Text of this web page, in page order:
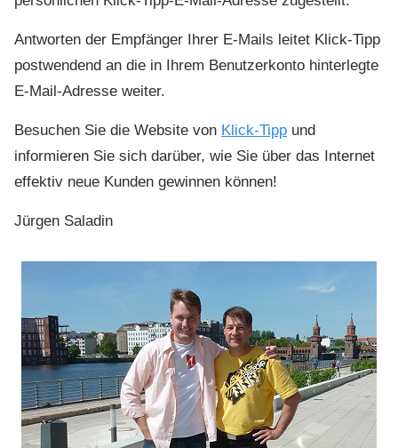
Antworten der Empfänger Ihrer E-Mails leitet Klick-Tipp
postwendend an die in Ihrem Benutzerkonto hinterlegte
E-Mail-Adresse weiter.
Besuchen Sie die Website von Klick-Tipp und
informieren Sie sich darüber, wie Sie über das Internet
effektiv neue Kunden gewinnen können!
Jürgen Saladin